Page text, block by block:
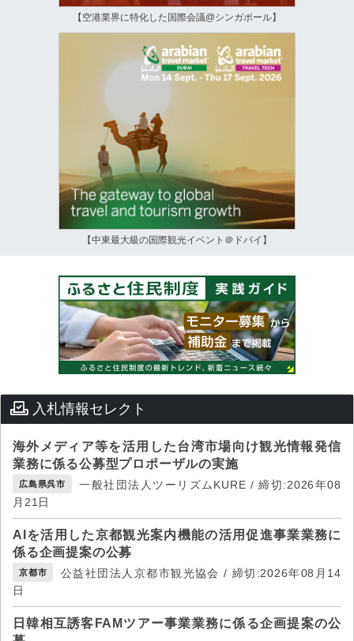
【空港業界に特化した国際会議@シンガポール】
【中東最大級の国際観光イベント＠ドバイ】
入札情報セレクト
海外メディア等を活用した台湾市場向け観光情報発信
業務に係る公募型プロポーザルの実施
広島県呉市
一般社団法人ツーリズムKURE / 締切:2026年08
月21日
AIを活用した京都観光案内機能の活用促進事業業務に
係る企画提案の公募
京都市
公益社団法人京都市観光協会 / 締切:2026年08月14
日
日韓相互誘客FAMツアー事業業務に係る企画提案の公